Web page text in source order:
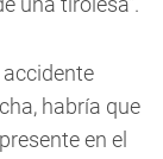
accidente
habría que
en el